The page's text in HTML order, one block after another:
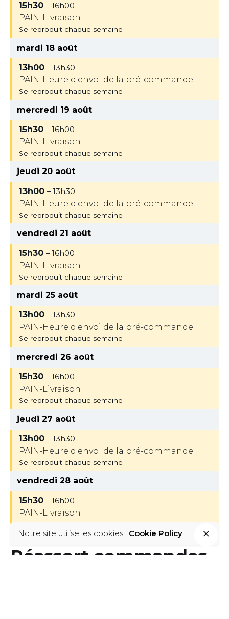
15h30 – 16h00
PAIN-Livraison
Se reproduit chaque semaine
mardi 18 août
13h00 – 13h30
PAIN-Heure d'envoi de la pré-commande
Se reproduit chaque semaine
mercredi 19 août
15h30 – 16h00
PAIN-Livraison
Se reproduit chaque semaine
jeudi 20 août
13h00 – 13h30
PAIN-Heure d'envoi de la pré-commande
Se reproduit chaque semaine
vendredi 21 août
15h30 – 16h00
PAIN-Livraison
Se reproduit chaque semaine
mardi 25 août
13h00 – 13h30
PAIN-Heure d'envoi de la pré-commande
Se reproduit chaque semaine
mercredi 26 août
15h30 – 16h00
PAIN-Livraison
Se reproduit chaque semaine
jeudi 27 août
13h00 – 13h30
PAIN-Heure d'envoi de la pré-commande
Se reproduit chaque semaine
vendredi 28 août
15h30 – 16h00
PAIN-Livraison
Se reproduit chaque semaine
Réassort commandes
Notre site utilise les cookies ! Cookie Policy